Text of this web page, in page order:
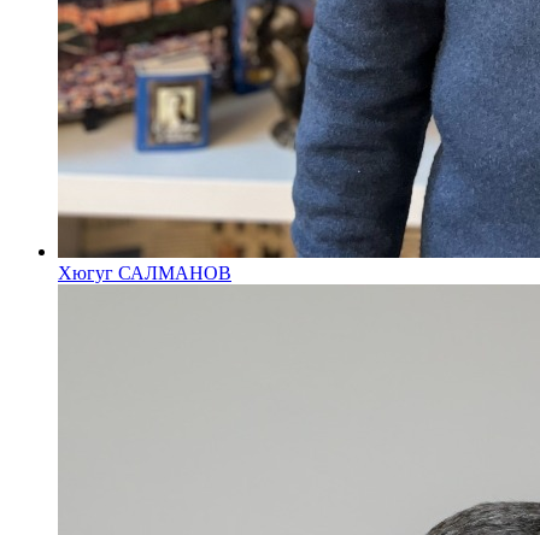
Хюгуг САЛМАНОВ